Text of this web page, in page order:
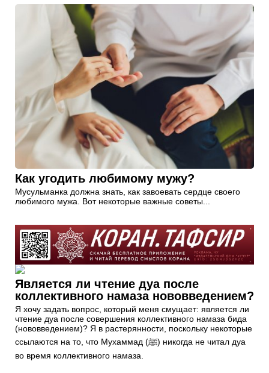
Как угодить любимому мужу?
Мусульманка должна знать, как завоевать сердце своего
любимого мужа. Вот некоторые важные советы...
Является ли чтение дуа после
коллективного намаза нововведением?
Я хочу задать вопрос, который меня смущает: является ли
чтение дуа после совершения коллективного намаза бида
(нововведением)? Я в растерянности, поскольку некоторые
ссылаются на то, что Мухаммад (ﷺ) никогда не читал дуа
во время коллективного намаза.